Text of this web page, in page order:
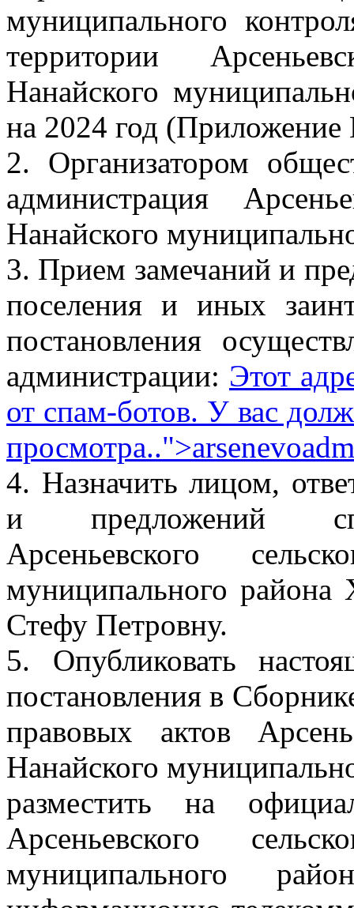
муниципального
территории
Нанайского
на 2024 год
2. Организатором
администрация
Нанайского
3. Прием замечаний и
поселения и иных
постановления
администрации: Этот
от спам-ботов. У вас
просмотра..">
4. Назначить лицом,
и предложений
Арсеньевского
муниципального района
Стефу Петровну.
5. Опубликовать
постановления в
правовых актов
Нанайского
разместить на
Арсеньевского
муниципального